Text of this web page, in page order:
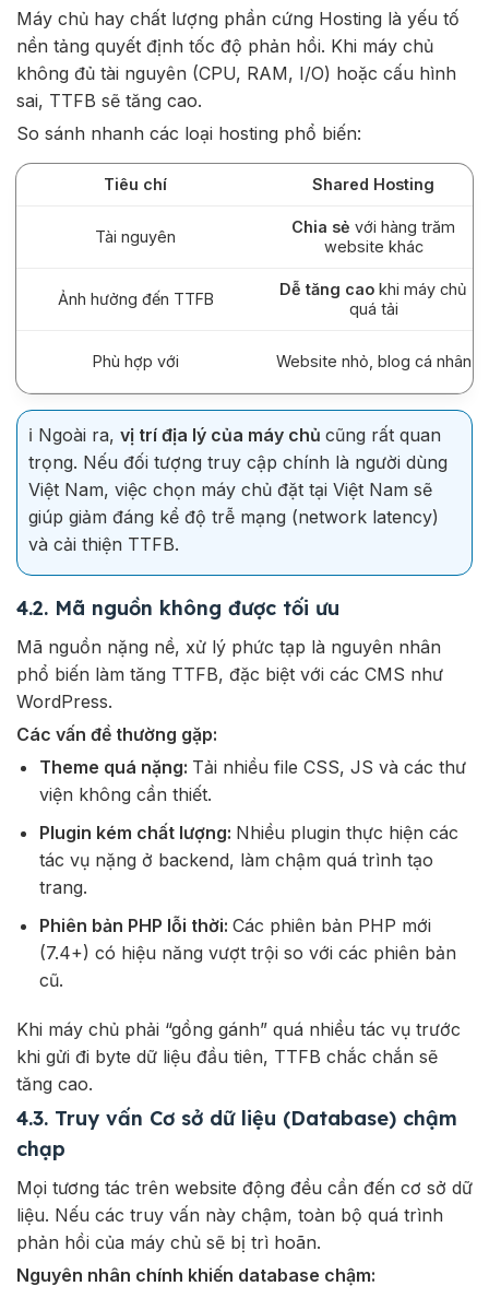
Máy chủ hay chất lượng phần cứng Hosting là yếu tố
nền tảng quyết định tốc độ phản hồi. Khi máy chủ
không đủ tài nguyên (CPU, RAM, I/O) hoặc cấu hình
sai, TTFB sẽ tăng cao.
So sánh nhanh các loại hosting phổ biến:
Tiêu chí Shared Hosting
Tài nguyên
Chia sẻ với hàng trăm
website khác
Ảnh hưởng đến TTFB
Dễ tăng cao khi máy chủ
quá tải
Phù hợp với Website nhỏ, blog cá nhân
ℹ️ Ngoài ra, vị trí địa lý của máy chủ cũng rất quan
trọng. Nếu đối tượng truy cập chính là người dùng
Việt Nam, việc chọn máy chủ đặt tại Việt Nam sẽ
giúp giảm đáng kể độ trễ mạng (network latency)
và cải thiện TTFB.
4.2. Mã nguồn không được tối ưu
Mã nguồn nặng nề, xử lý phức tạp là nguyên nhân
phổ biến làm tăng TTFB, đặc biệt với các CMS như
WordPress.
Các vấn đề thường gặp:
Theme quá nặng: Tải nhiều file CSS, JS và các thư
viện không cần thiết.
Plugin kém chất lượng: Nhiều plugin thực hiện các
tác vụ nặng ở backend, làm chậm quá trình tạo
trang.
Phiên bản PHP lỗi thời: Các phiên bản PHP mới
(7.4+) có hiệu năng vượt trội so với các phiên bản
cũ.
Khi máy chủ phải “gồng gánh” quá nhiều tác vụ trước
khi gửi đi byte dữ liệu đầu tiên, TTFB chắc chắn sẽ
tăng cao.
4.3. Truy vấn Cơ sở dữ liệu (Database) chậm
chạp
Mọi tương tác trên website động đều cần đến cơ sở dữ
liệu. Nếu các truy vấn này chậm, toàn bộ quá trình
phản hồi của máy chủ sẽ bị trì hoãn.
Nguyên nhân chính khiến database chậm: